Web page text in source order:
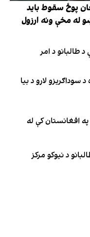
پوځ سقوط باید
پېښو له مخې ونه ارزول
طالبانو د امر
سوداګریزو لارو د بیا
افغانستان کې له
د نیوکو مرکز